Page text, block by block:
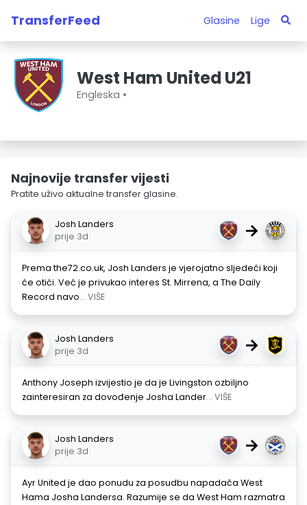
TransferFeed Glasine Lige
West Ham United U21
Engleska •
Najnovije transfer vijesti
Pratite uživo aktualne transfer glasine.
Josh Landers
prije 3d
→
Prema the72.co.uk, Josh Landers je vjerojatno sljedeći koji
će otići. Već je privukao interes St. Mirrena, a The Daily
Record navo... VIŠE
Josh Landers
prije 3d
→
Anthony Joseph izvijestio je da je Livingston ozbiljno
zainteresiran za dovođenje Josha Lander... VIŠE
Josh Landers
prije 3d
→
Ayr United je dao ponudu za posudbu napadača West
Hama Josha Landersa. Razumije se da West Ham razmatra